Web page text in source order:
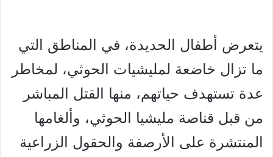
يتعرض أطفال الحديدة، في المناطق التي
ما تزال خاضعة لمليشيات الحوثي، لمخاطر
عدة تستهدف حياتهم، منها القتل المباشر
من قبل قناصة مليشيا الحوثي، وألغامها
المنتشرة على الأرصفة والحقول الزراعية